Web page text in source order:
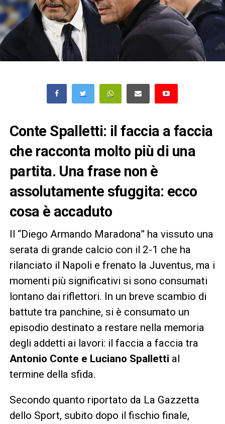
Conte Spalletti: il faccia a faccia
che racconta molto più di una
partita. Una frase non è
assolutamente sfuggita: ecco
cosa è accaduto
Il “Diego Armando Maradona” ha vissuto una
serata di grande calcio con il 2-1 che ha
rilanciato il Napoli e frenato la Juventus, ma i
momenti più significativi si sono consumati
lontano dai riflettori. In un breve scambio di
battute tra panchine, si è consumato un
episodio destinato a restare nella memoria
degli addetti ai lavori: il faccia a faccia tra
Antonio Conte e Luciano Spalletti al
termine della sfida.
Secondo quanto riportato da La Gazzetta
dello Sport, subito dopo il fischio finale,